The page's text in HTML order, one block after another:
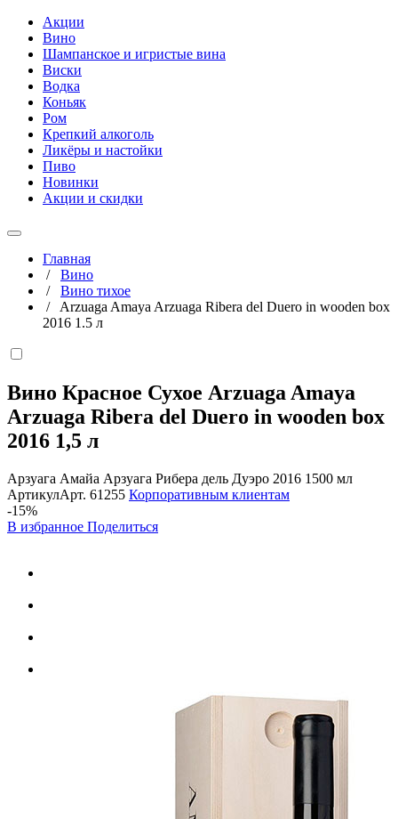
Акции
Вино
Шампанское и игристые вина
Виски
Водка
Коньяк
Ром
Крепкий алкоголь
Ликёры и настойки
Пиво
Новинки
Акции и скидки
Главная
/ Вино
/ Вино тихое
/ Arzuaga Amaya Arzuaga Ribera del Duero in wooden box
2016 1.5 л
Вино Красное Сухое Arzuaga Amaya
Arzuaga Ribera del Duero in wooden box
2016 1,5 л
Арзуага Амайа Арзуага Рибера дель Дуэро 2016 1500 мл
АртикулАрт. 61255 Корпоративным клиентам
-15%
В избранное Поделиться